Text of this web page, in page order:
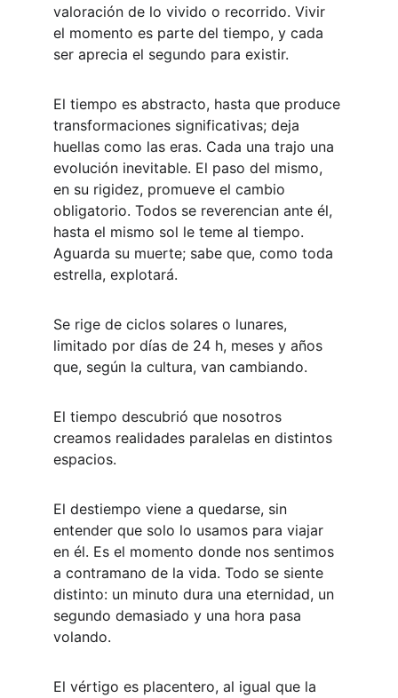
valoración de lo vivido o recorrido. Vivir
el momento es parte del tiempo, y cada
ser aprecia el segundo para existir.
El tiempo es abstracto, hasta que produce
transformaciones significativas; deja
huellas como las eras. Cada una trajo una
evolución inevitable. El paso del mismo,
en su rigidez, promueve el cambio
obligatorio. Todos se reverencian ante él,
hasta el mismo sol le teme al tiempo.
Aguarda su muerte; sabe que, como toda
estrella, explotará.
Se rige de ciclos solares o lunares,
limitado por días de 24 h, meses y años
que, según la cultura, van cambiando.
El tiempo descubrió que nosotros
creamos realidades paralelas en distintos
espacios.
El destiempo viene a quedarse, sin
entender que solo lo usamos para viajar
en él. Es el momento donde nos sentimos
a contramano de la vida. Todo se siente
distinto: un minuto dura una eternidad, un
segundo demasiado y una hora pasa
volando.
El vértigo es placentero, al igual que la